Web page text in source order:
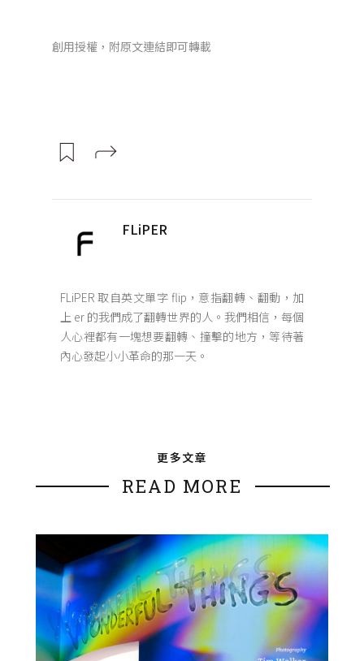
創用授權，附原文連結即可轉載
FLiPER
FLiPER 取自英文單字 flip，意指翻轉、翻動，加
上 er 的我們成了翻轉世界的人。我們相信，每個
人心裡都有一塊想要翻轉、撞擊的地方，等待著
內心發起小小革命的那一天。
更多文章
READ MORE